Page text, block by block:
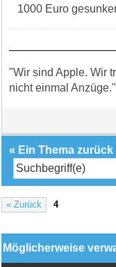
1000 Euro
"Wir sind Apple. Wir
nicht einmal Anzüge."
« Ein Thema zurück
« Zurück 4
Möglicherweise